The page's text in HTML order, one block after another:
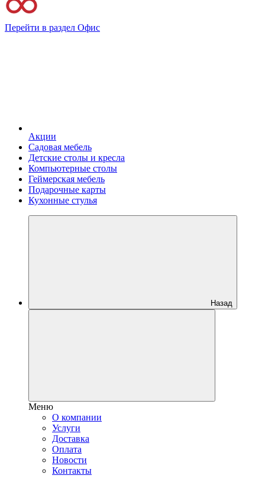
Перейти в раздел Офис
Акции
Садовая мебель
Детские столы и кресла
Компьютерные столы
Геймерская мебель
Подарочные карты
Кухонные стулья
Назад
Меню
О компании
Услуги
Доставка
Оплата
Новости
Контакты